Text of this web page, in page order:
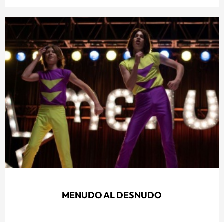
MENUDO AL DESNUDO